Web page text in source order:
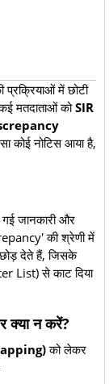
प्रक्रियाओं में छोटी
मतदाताओं कोSIR
कोई नोटिस आया है,
गई जानकारी और
की श्रेणी में
देते हैं, जिसके
List) से काट दिया
क्या न करें?
को लेकर